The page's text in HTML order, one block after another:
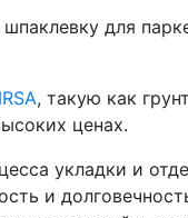
для
IRSA, такую как
ценах.
укладки и
и